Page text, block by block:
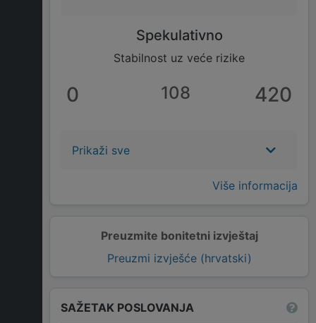
Preuzmite bonitetni izvještaj
Preuzmi izvješće (hrvatski)
Spekulativno
Stabilnost uz veće rizike
0 108 420
Prikaži sve
Više informacija
SAŽETAK POSLOVANJA